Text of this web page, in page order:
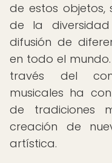
de estos objetos,
de la
difusión de
en todo el
través del
musicales ha
de tradiciones
creación de
artística.